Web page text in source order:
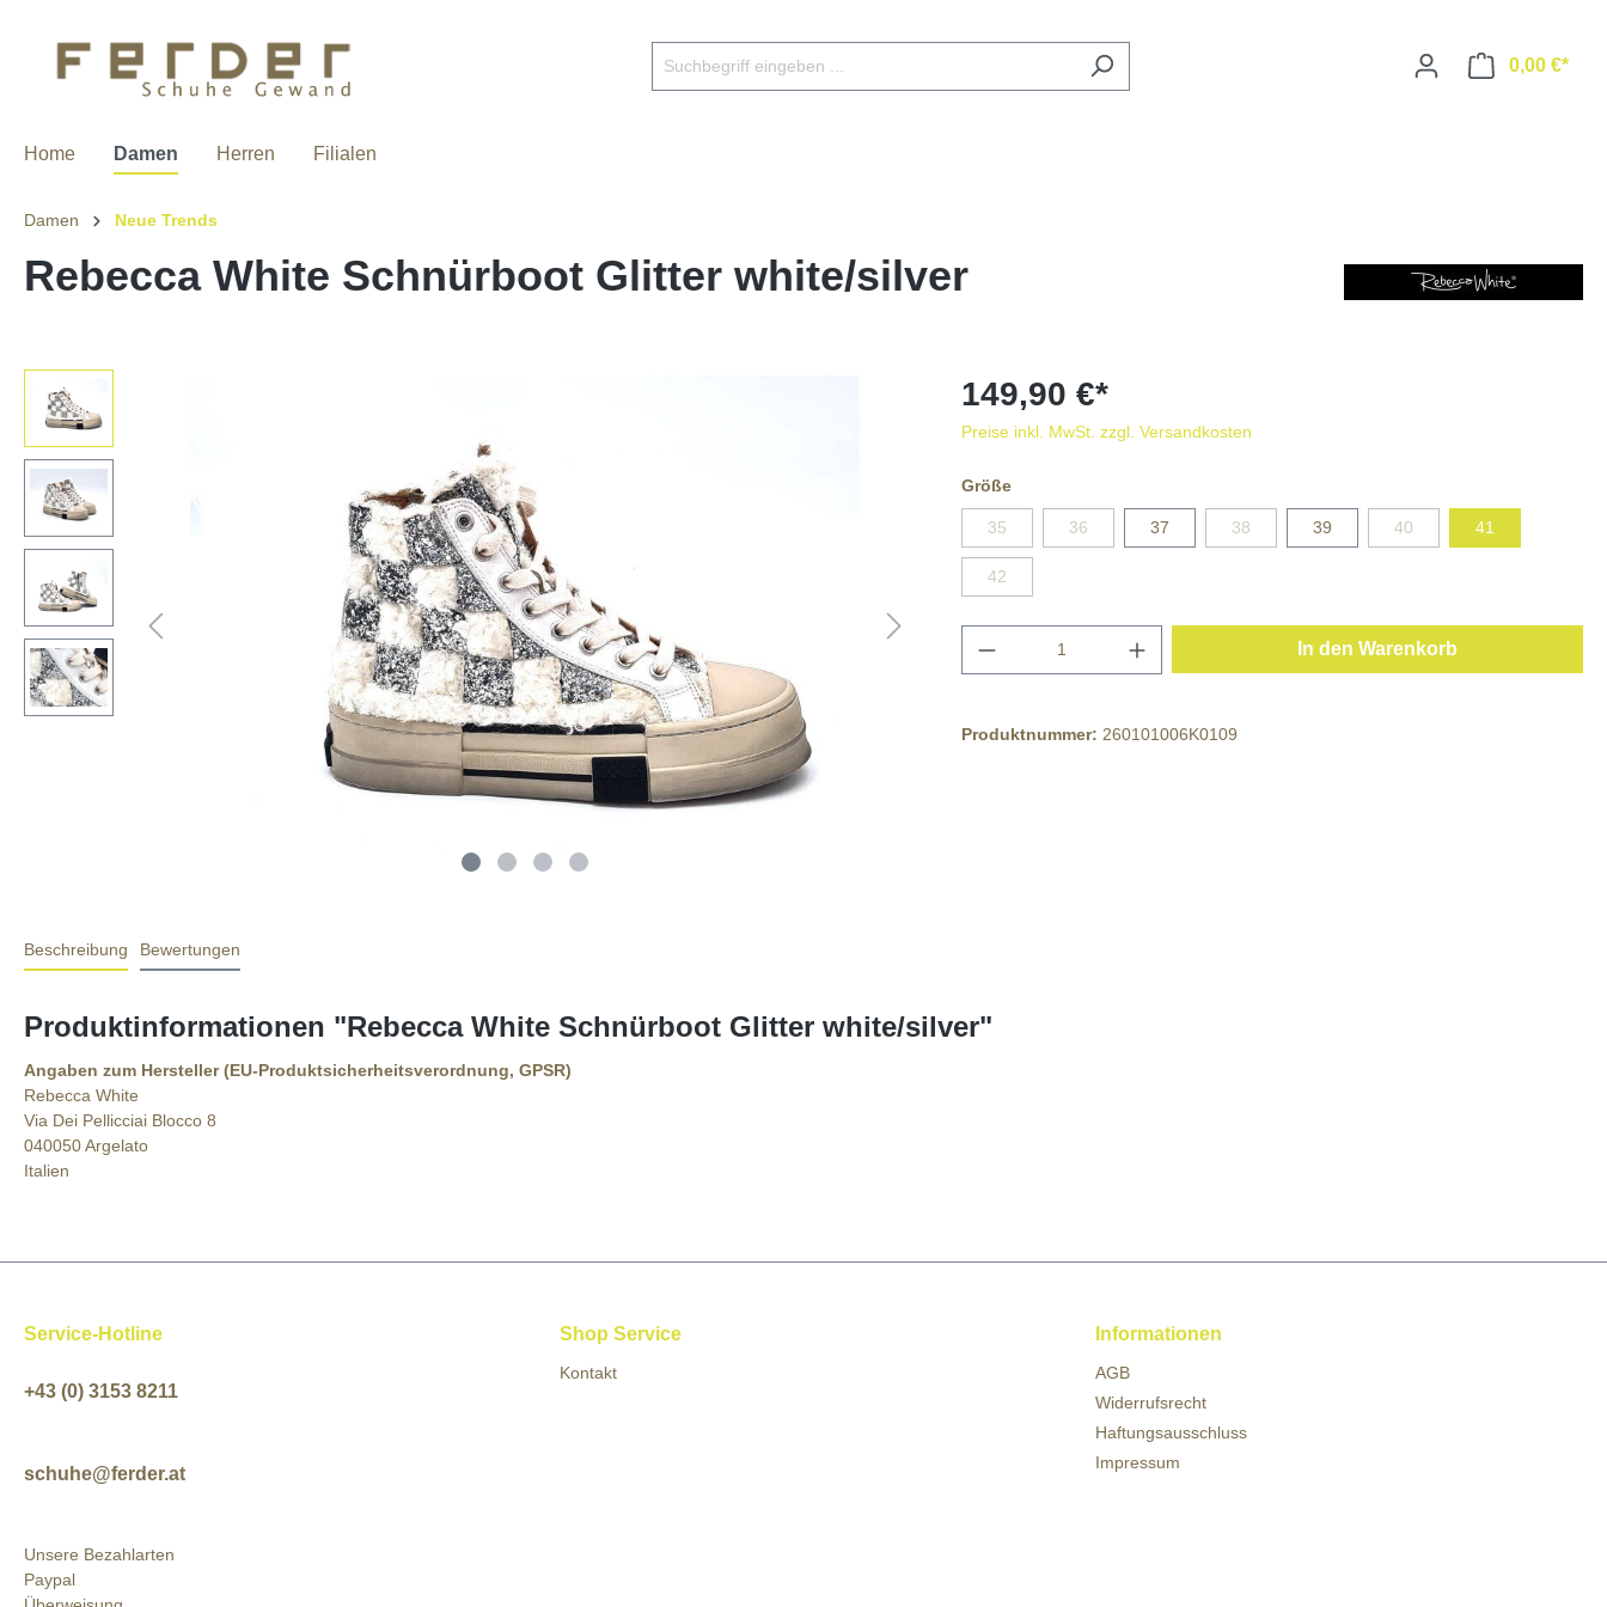
0,00 €*
Home Damen Herren Filialen
Damen Neue Trends
Rebecca White Schnürboot Glitter white/silver
149,90 €*
Preise inkl. MwSt. zzgl. Versandkosten
Größe
35 36 37 38 39 40 41
42
In den Warenkorb
Produktnummer: 260101006K0109
Beschreibung Bewertungen
Produktinformationen "Rebecca White Schnürboot Glitter white/silver"
Angaben zum Hersteller (EU-Produktsicherheitsverordnung, GPSR)
Rebecca White
Via Dei Pellicciai Blocco 8
040050 Argelato
Italien
Service-Hotline
+43 (0) 3153 8211
schuhe@ferder.at
Unsere Bezahlarten
Paypal
Shop Service
Kontakt
Informationen
AGB
Widerrufsrecht
Haftungsausschluss
Impressum